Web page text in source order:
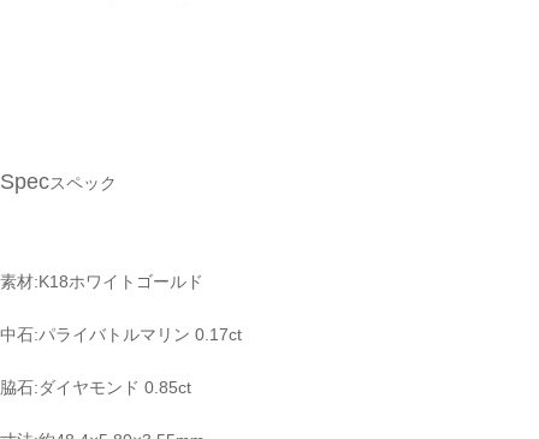
Specスペック
素材:K18ホワイトゴールド
中石:パライバトルマリン 0.17ct
脇石:ダイヤモンド 0.85ct